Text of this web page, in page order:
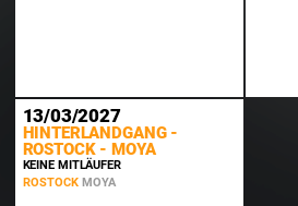
13/03/2027
HINTERLANDGANG -
ROSTOCK - MOYA
KEINE MITLÄUFER
ROSTOCK MOYA